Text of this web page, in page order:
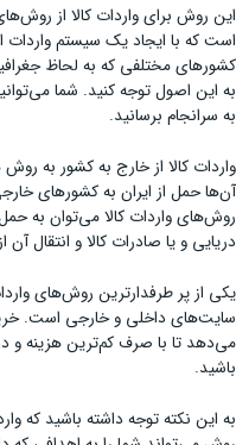
این روش برای واردات کالا از
است که با ایجاد یک سیستم واردات
کشورهای مختلفی که به لحاظ
به این اصول توجه کنید. شما
به سرانجام برسانید.
واردات کالا از خارج به کشور به
آن‌ها حمل از ایران به کشورهای
روش‌های واردات کالا می‌توان به حمل
دریایی و یا صادرات کالا و انتقال
یکی از پر طرفدارترین روش‌های
سایت‌های داخلی و خارجی است.
می‌دهد تا با صرف کم‌ترین هزینه و
باشید.
به این نکته توجه داشته باشید که